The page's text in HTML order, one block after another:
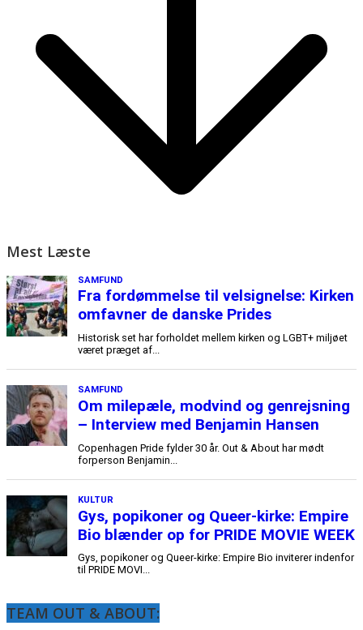
Mest Læste
TEAM OUT & ABOUT: